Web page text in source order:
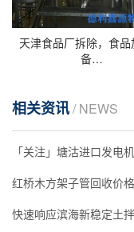
天津食品厂拆除，食品
备…
相关资讯/ NEWS
快速响应滨海新稳定土